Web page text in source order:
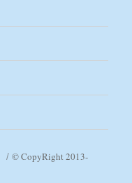
© CopyRight 2013-